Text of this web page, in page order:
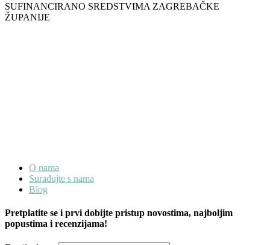
SUFINANCIRANO SREDSTVIMA ZAGREBAČKE
ŽUPANIJE
O nama
Surađujte s nama
Blog
Pretplatite se i prvi dobijte pristup novostima, najboljim
popustima i recenzijama!